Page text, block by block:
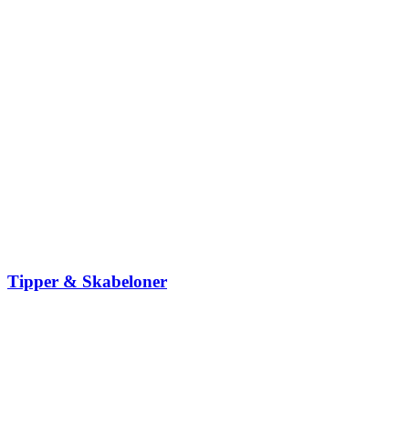
Tipper & Skabeloner